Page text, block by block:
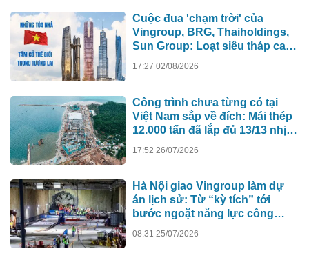
Cuộc đua 'chạm trời' của
Vingroup, BRG, Thaiholdings,
Sun Group: Loạt siêu tháp cao
hơn 500m xô đổ kỷ lục cũ, ai sẽ
17:27 02/08/2026
Công trình chưa từng có tại
Việt Nam sắp về đích: Mái thép
12.000 tấn đã lắp đủ 13/13 nhịp,
17:52 26/07/2026
Hà Nội giao Vingroup làm dự
án lịch sử: Từ “kỳ tích” tới
bước ngoặt năng lực công
08:31 25/07/2026